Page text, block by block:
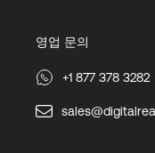
영업 문의
+1 877 378 3282